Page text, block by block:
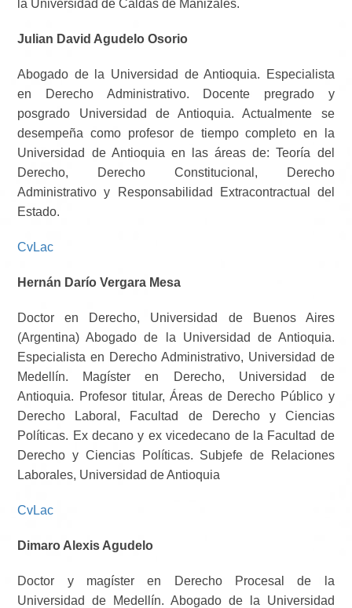
la Universidad de Caldas de Manizales.
Julian David Agudelo Osorio
Abogado de la Universidad de Antioquia. Especialista
en Derecho Administrativo. Docente pregrado y
posgrado Universidad de Antioquia. Actualmente se
desempeña como profesor de tiempo completo en la
Universidad de Antioquia en las áreas de: Teoría del
Derecho, Derecho Constitucional, Derecho
Administrativo y Responsabilidad Extracontractual del
Estado.
CvLac
Hernán Darío Vergara Mesa
Doctor en Derecho, Universidad de Buenos Aires
(Argentina) Abogado de la Universidad de Antioquia.
Especialista en Derecho Administrativo, Universidad de
Medellín. Magíster en Derecho, Universidad de
Antioquia. Profesor titular, Áreas de Derecho Público y
Derecho Laboral, Facultad de Derecho y Ciencias
Políticas. Ex decano y ex vicedecano de la Facultad de
Derecho y Ciencias Políticas. Subjefe de Relaciones
Laborales, Universidad de Antioquia
CvLac
Dimaro Alexis Agudelo
Doctor y magíster en Derecho Procesal de la
Universidad de Medellín. Abogado de la Universidad